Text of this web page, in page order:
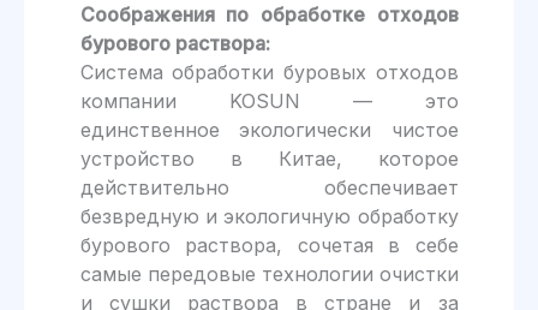
Соображения по обработке отходов
бурового раствора:
Система обработки буровых отходов
компании KOSUN — это
единственное экологически чистое
устройство в Китае, которое
действительно обеспечивает
безвредную и экологичную обработку
бурового раствора, сочетая в себе
самые передовые технологии очистки
и сушки раствора в стране и за